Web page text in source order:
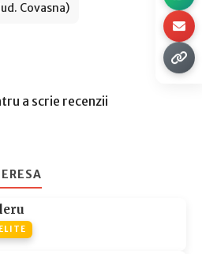
Covasna)
a scrie recenzii